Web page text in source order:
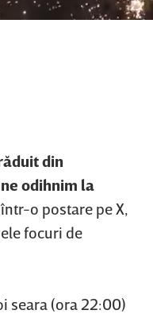
din
odihnim la
o postare pe X,
focuri de
seara (ora 22:00)